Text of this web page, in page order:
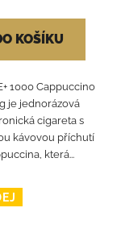
KOŠÍKU
1000 Cappuccino
je jednorázová
cigareta s
kávovou příchutí
která...